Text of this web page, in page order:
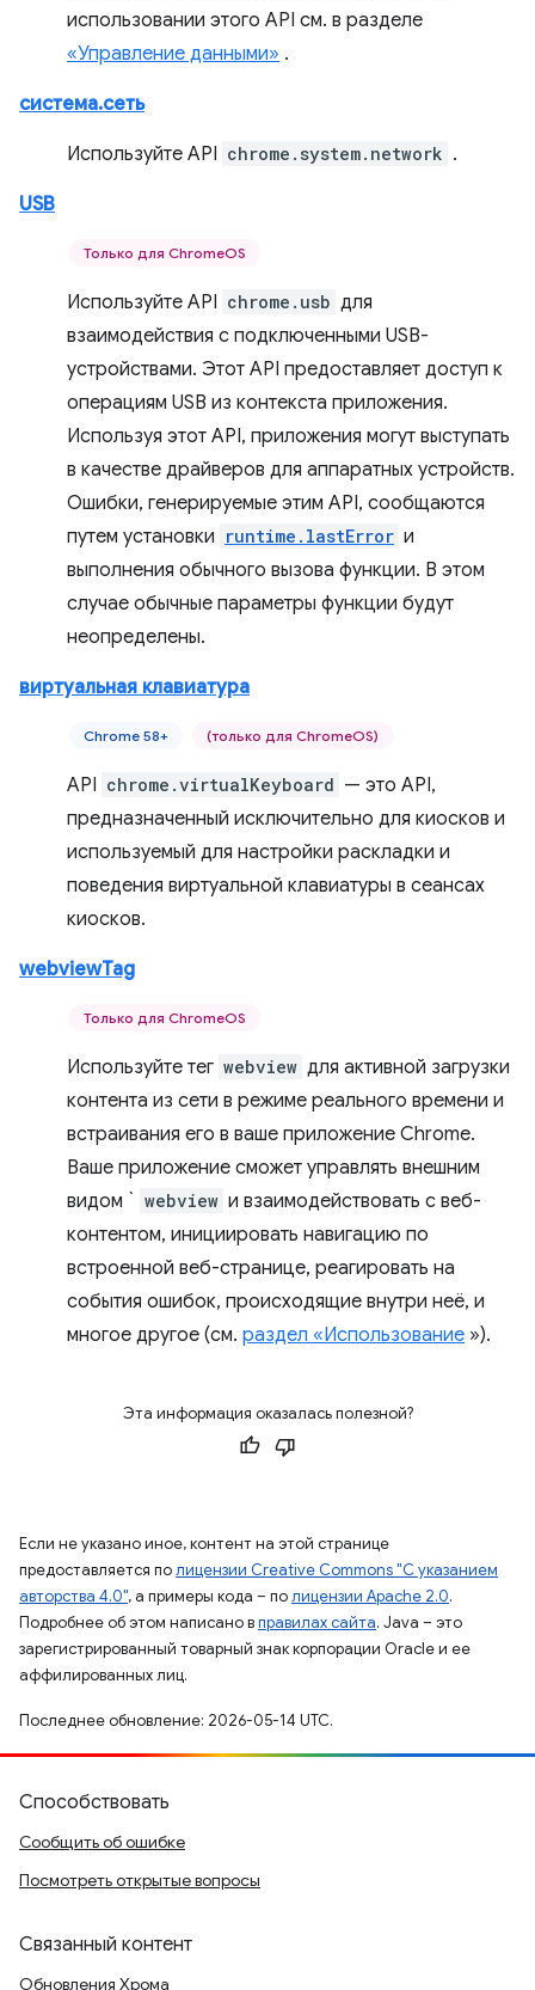
использовании этого API см. в разделе
«Управление данными» .
система.сеть
Используйте API chrome.system.network .
USB
Только для ChromeOS
Используйте API chrome.usb для
взаимодействия с подключенными USB-
устройствами. Этот API предоставляет доступ к
операциям USB из контекста приложения.
Используя этот API, приложения могут выступать
в качестве драйверов для аппаратных устройств.
Ошибки, генерируемые этим API, сообщаются
путем установки runtime.lastError и
выполнения обычного вызова функции. В этом
случае обычные параметры функции будут
неопределены.
виртуальная клавиатура
Chrome 58+ (только для ChromeOS)
API chrome.virtualKeyboard — это API,
предназначенный исключительно для киосков и
используемый для настройки раскладки и
поведения виртуальной клавиатуры в сеансах
киосков.
webviewTag
Только для ChromeOS
Используйте тег webview для активной загрузки
контента из сети в режиме реального времени и
встраивания его в ваше приложение Chrome.
Ваше приложение сможет управлять внешним
видом ` webview и взаимодействовать с веб-
контентом, инициировать навигацию по
встроенной веб-странице, реагировать на
события ошибок, происходящие внутри неё, и
многое другое (см. раздел «Использование »).
Эта информация оказалась полезной?
Если не указано иное, контент на этой странице
предоставляется полицензии Creative Commons "С указанием
авторства 4.0", а примеры кода – полицензии Apache 2.0.
Подробнее об этом написано вправилах сайта. Java – это
зарегистрированный товарный знак корпорации Oracle и ее
аффилированных лиц.
Последнее обновление: 2026-05-14 UTC.
Способствовать
Сообщить об ошибке
Посмотреть открытые вопросы
Связанный контент
Обновления Хрома